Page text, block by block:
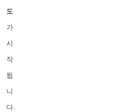
도
가
시
작
됩
니
다.